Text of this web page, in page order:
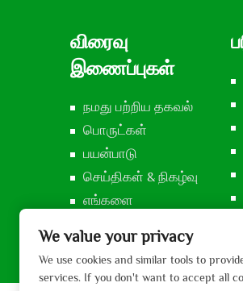
விரைவு
இணைப்புகள்
நமது பற்றிய தகவல்
பொருட்கள்
பயன்பாடு
செய்திகள் & நிகழ்வு
எங்களை
We value your privacy
We use cookies and similar tools to
services. If you don't want to accept all